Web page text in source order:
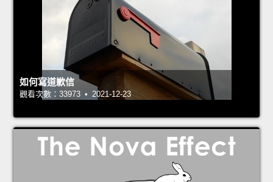
如何寫道歉信
觀看次數：33973 • 2021-12-23